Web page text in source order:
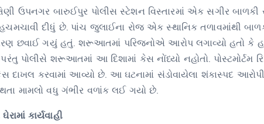
ઉપનગર બારુઈપુર પોલીસ સ્ટેશન વિસ્તારમાં એક સગીર બાળકી
દીધું છે. પાંચ જુલાઈના રોજ એક સ્થાનિક તળાવમાંથી
છવાઈ ગયું હતું. શરૂઆતમાં પરિજનોએ આરોપ લગાવ્યો હતો કે
પોલીસે શરૂઆતમાં આ દિશામાં કેસ નોંધ્યો નહોતો. પોસ્ટમોર્ટમ
દાખલ કરવામાં આવ્યો છે. આ ઘટનામાં સંડોવાયેલા શંકાસ્પદ
મામલો વધુ ગંભીર વળાંક લઈ ગયો છે.
કાર્યવાહી